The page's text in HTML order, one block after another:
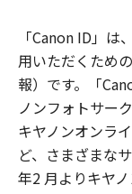
「Canon ID」
用いただくため
報）です。「
ノンフォトサー
キヤノンオンラ
ど、さまざまな
年2 月よりキヤ